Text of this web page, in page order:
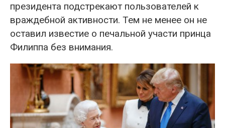
президента подстрекают пользователей к
враждебной активности. Тем не менее он не
оставил известие о печальной участи принца
Филиппа без внимания.